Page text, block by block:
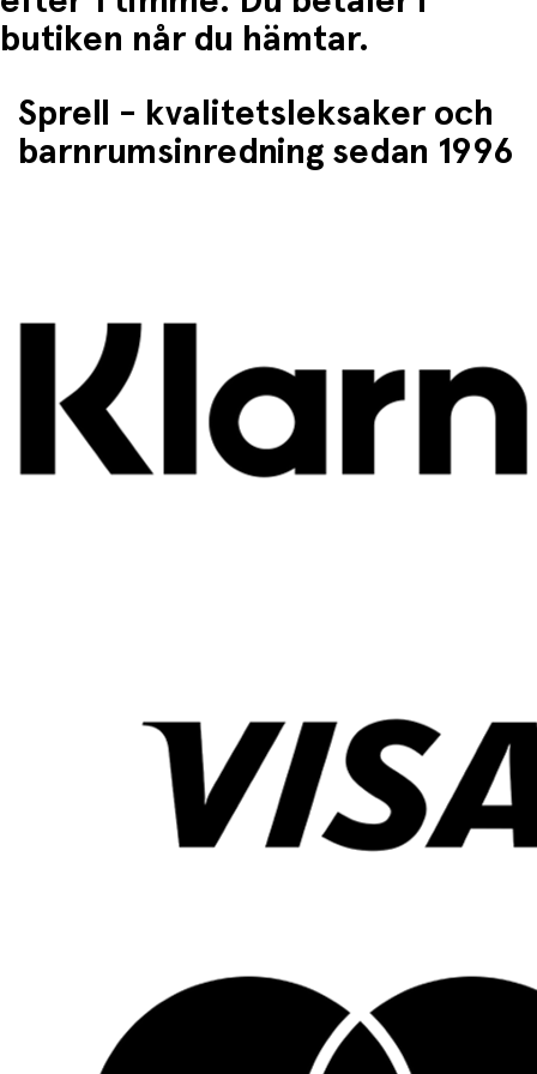
butiken når du hämtar.
Sprell - kvalitetsleksaker och
barnrumsinredning sedan 1996